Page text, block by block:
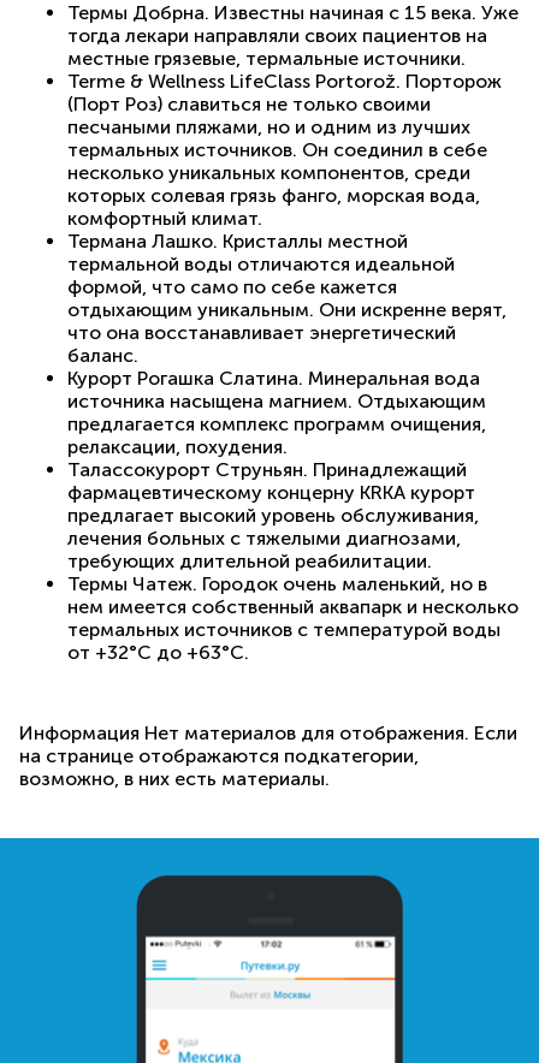
Термы Добрна. Известны начиная с 15 века. Уже
тогда лекари направляли своих пациентов на
местные грязевые, термальные источники.
Terme & Wellness LifeClass Portorož. Порторож
(Порт Роз) славиться не только своими
песчаными пляжами, но и одним из лучших
термальных источников. Он соединил в себе
несколько уникальных компонентов, среди
которых солевая грязь фанго, морская вода,
комфортный климат.
Термана Лашко. Кристаллы местной
термальной воды отличаются идеальной
формой, что само по себе кажется
отдыхающим уникальным. Они искренне верят,
что она восстанавливает энергетический
баланс.
Курорт Рогашка Слатина. Минеральная вода
источника насыщена магнием. Отдыхающим
предлагается комплекс программ очищения,
релаксации, похудения.
Талассокурорт Струньян. Принадлежащий
фармацевтическому концерну KRKA курорт
предлагает высокий уровень обслуживания,
лечения больных с тяжелыми диагнозами,
требующих длительной реабилитации.
Термы Чатеж. Городок очень маленький, но в
нем имеется собственный аквапарк и несколько
термальных источников с температурой воды
от +32°С до +63°С.
Информация Нет материалов для отображения. Если
на странице отображаются подкатегории,
возможно, в них есть материалы.